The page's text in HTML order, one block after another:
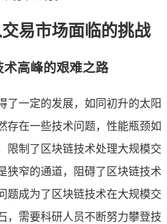
易市场面临的挑战
高峰的艰难之路
了一定的发展，如同初升的太阳
存在一些技术问题，性能瓶颈如
限制了区块链技术处理大规模交
狭窄的通道，阻碍了区块链技术
题成为了区块链技术在大规模交
，需要科研人员不断努力攀登技